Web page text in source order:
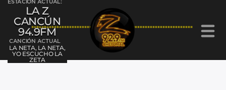
ESTACIÓN ACTUAL:
LA Z
CANCÚN
94.9FM
CANCIÓN ACTUAL
LA NETA, LA NETA,
YO ESCUCHO LA
ZETA